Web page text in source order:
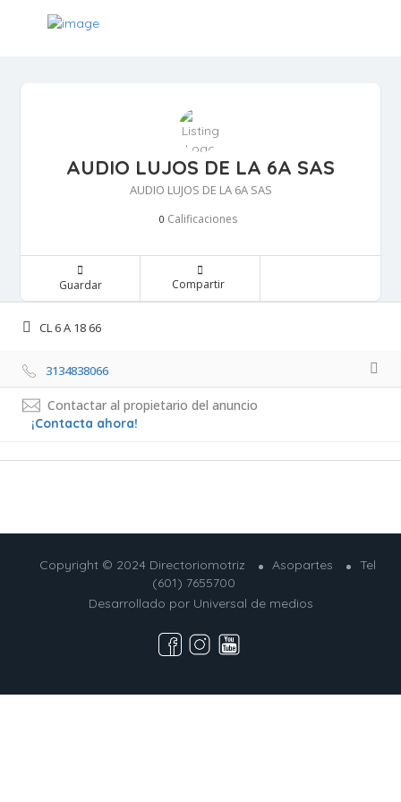
AUDIO LUJOS DE LA 6A SAS
AUDIO LUJOS DE LA 6A SAS
0 Calificaciones
Guardar Compartir
CL 6 A 18 66
3134838066
Contactar al propietario del anuncio
¡Contacta ahora!
Copyright © 2024 Directoriomotriz Asopartes
Tel
(601) 7655700
Desarrollado por Universal de medios